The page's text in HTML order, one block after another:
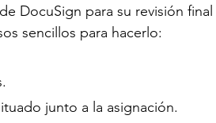
DocuSign para su revisión
sencillos para hacerlo:
junto a la asignación.